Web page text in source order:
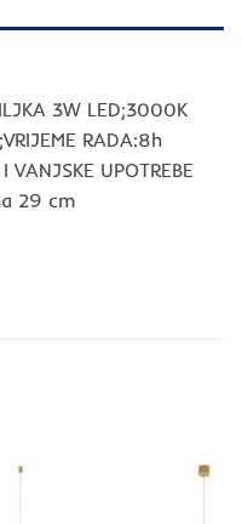
3W LED;3000K
RADA:8h
VANJSKE UPOTREBE
29 cm